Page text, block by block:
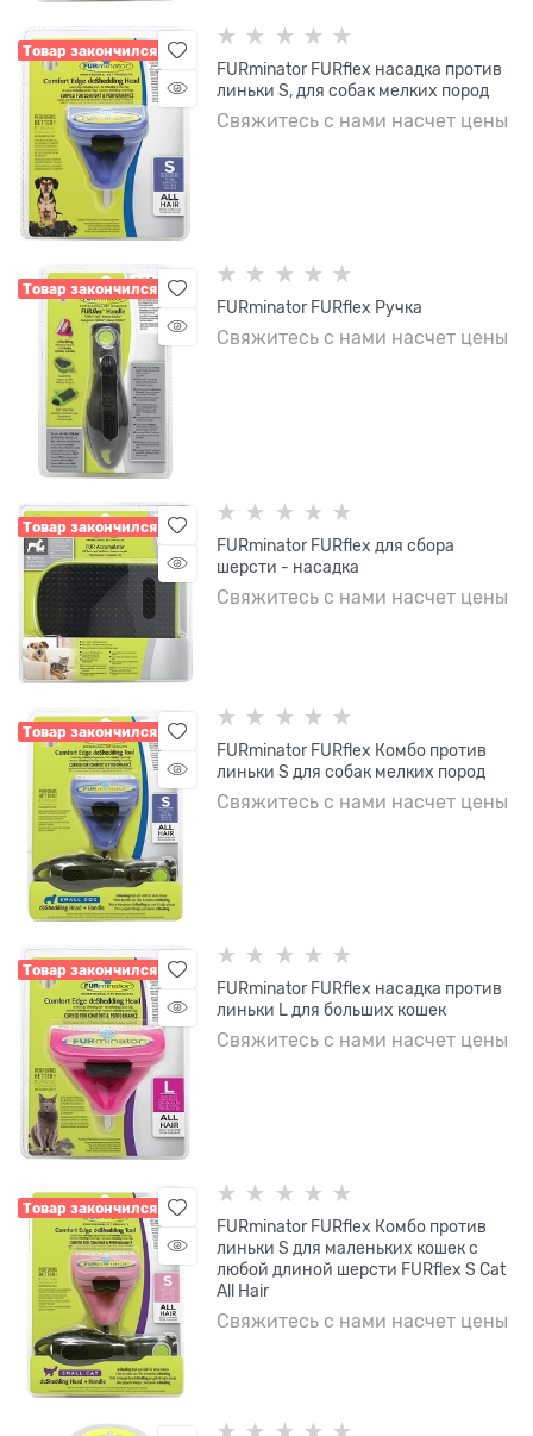
Товар закончился
FURminator FURflex насадка против
линьки S, для собак мелких пород
Свяжитесь с нами насчет цены
Товар закончился
FURminator FURflex Ручка
Свяжитесь с нами насчет цены
Товар закончился
FURminator FURflex для сбора
шерсти - насадка
Свяжитесь с нами насчет цены
Товар закончился
FURminator FURflex Комбо против
линьки S для собак мелких пород
Свяжитесь с нами насчет цены
Товар закончился
FURminator FURflex насадка против
линьки L для больших кошек
Свяжитесь с нами насчет цены
Товар закончился
FURminator FURflex Комбо против
линьки S для маленьких кошек с
любой длиной шерсти FURflex S Cat
All Hair
Свяжитесь с нами насчет цены